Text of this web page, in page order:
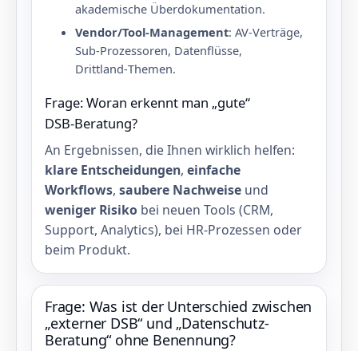
akademische Überdokumentation.
Vendor/Tool‑Management: AV‑Verträge,
Sub‑Prozessoren, Datenflüsse,
Drittland‑Themen.
Frage: Woran erkennt man „gute“
DSB‑Beratung?
An Ergebnissen, die Ihnen wirklich helfen:
klare Entscheidungen, einfache
Workflows, saubere Nachweise und
weniger Risiko bei neuen Tools (CRM,
Support, Analytics), bei HR‑Prozessen oder
beim Produkt.
Frage: Was ist der Unterschied zwischen
„externer DSB“ und „Datenschutz-
Beratung“ ohne Benennung?